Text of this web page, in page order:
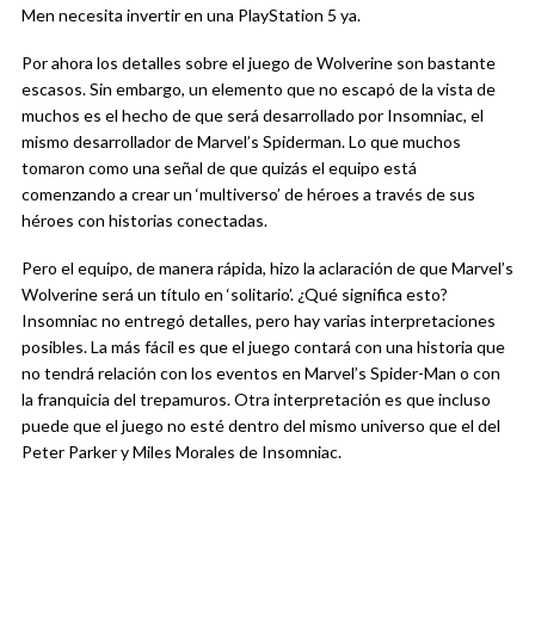
Men necesita invertir en una PlayStation 5 ya.
Por ahora los detalles sobre el juego de Wolverine son bastante
escasos. Sin embargo, un elemento que no escapó de la vista de
muchos es el hecho de que será desarrollado por Insomniac, el
mismo desarrollador de Marvel’s Spiderman. Lo que muchos
tomaron como una señal de que quizás el equipo está
comenzando a crear un ‘multiverso’ de héroes a través de sus
héroes con historias conectadas.
Pero el equipo, de manera rápida, hizo la aclaración de que Marvel’s
Wolverine será un título en ‘solitario’. ¿Qué significa esto?
Insomniac no entregó detalles, pero hay varias interpretaciones
posibles. La más fácil es que el juego contará con una historia que
no tendrá relación con los eventos en Marvel’s Spider-Man o con
la franquicia del trepamuros. Otra interpretación es que incluso
puede que el juego no esté dentro del mismo universo que el del
Peter Parker y Miles Morales de Insomniac.